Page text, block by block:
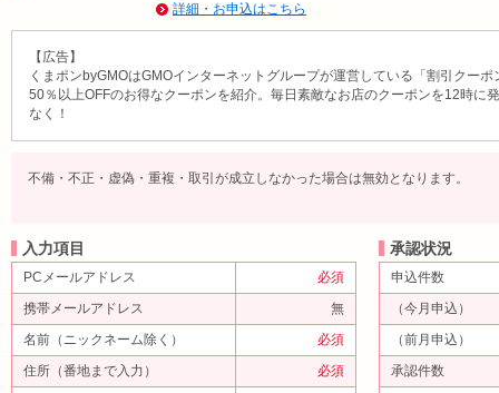
詳細・お申込はこちら
【広告】
くまポンbyGMOはGMOインターネットグループが運営している「割引クー
50％以上OFFのお得なクーポンを紹介。毎日素敵なお店のクーポンを12時に
なく！
不備・不正・虚偽・重複・取引が成立しなかった場合は無効となります。
入力項目
PCメールアドレス
必須
携帯メールアドレス
無
名前（ニックネーム除く）
必須
住所（番地まで入力）
必須
承認状況
申込件数
（今月申込）
（前月申込）
承認件数